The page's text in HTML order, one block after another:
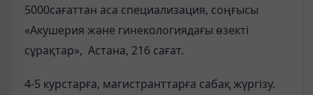
5000сағаттан аса специализация, соңғысы
«Акушерия және гинекологиядағы өзекті
сұрақтар», Астана, 216 сағат.
4-5 курстарға, магистранттарға сабақ жүргізу.